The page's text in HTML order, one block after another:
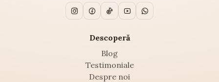
Descoperă
Blog
Testimoniale
Despre noi